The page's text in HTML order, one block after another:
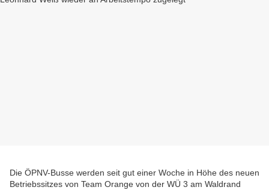
Die ÖPNV-Busse werden seit gut einer Woche in Höhe des neuen
Betriebssitzes von Team Orange von der WÜ 3 am Waldrand